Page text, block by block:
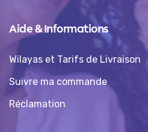
Aide & Informations
Wilayas et Tarifs de Livraison
Suivre ma commande
Réclamation